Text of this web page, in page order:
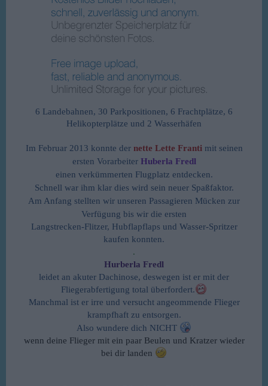
6 Landebahnen, 30 Parkpositionen, 6 Frachtplätze, 6
Helikopterplätze und 2 Wasserhäfen
Im Februar 2013 konnte der nette Lette Franti mit seinen
ersten Vorarbeiter Huberla Fredl
einen verkümmerten Flugplatz entdecken.
Schnell war ihm klar dies wird sein neuer Spaßfaktor.
Am Anfang stellten wir unseren Passagieren Mücken zur
Verfügung bis wir die ersten
Langstrecken-Flitzer, Hubflapflaps und Wasser-Spritzer
kaufen konnten.
.
Hurberla Fredl
leidet an akuter Dachinose, deswegen ist er mit der
Fliegerabfertigung total überfordert.
Manchmal ist er irre und versucht angeommende Flieger
krampfhaft zu entsorgen.
Also wundere dich NICHT
wenn deine Flieger mit ein paar Beulen und Kratzer wieder
bei dir landen